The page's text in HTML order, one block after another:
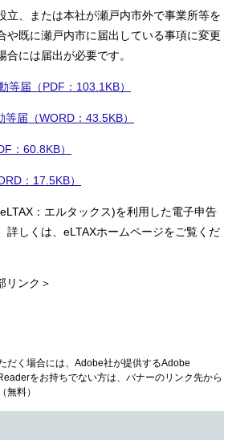
立、または本社が瀬戸内市外で事業所等を
や既に瀬戸内市に届出している事項に変更
には届出が必要です。
等届（PDF：103.1KB）
届（WORD：43.5KB）
：60.8KB）
：17.5KB）
：エルタックス)を利用した電子申告
詳しくは、eLTAXホームページをご覧くだ
リンク＞
だく場合には、Adobe社が提供するAdobe
をお持ちでない方は、バナーのリンク先から
無料）